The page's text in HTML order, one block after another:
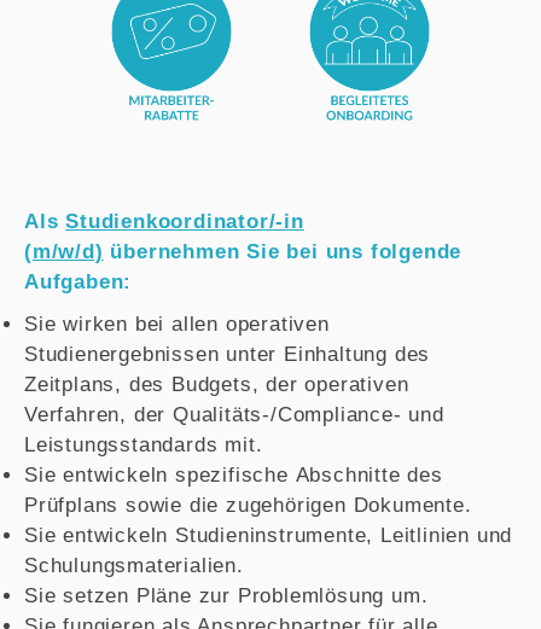
AlsStudienkoordinator/-in
(m/w/d) übernehmen Sie bei uns folgende
Aufgaben:
Sie wirken bei allen operativen
Studienergebnissen unter Einhaltung des
Zeitplans, des Budgets, der operativen
Verfahren, der Qualitäts-/Compliance- und
Leistungsstandards mit.
Sie entwickeln spezifische Abschnitte des
Prüfplans sowie die zugehörigen Dokumente.
Sie entwickeln Studieninstrumente, Leitlinien und
Schulungsmaterialien.
Sie setzen Pläne zur Problemlösung um.